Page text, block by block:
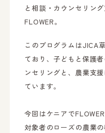
と相談・カウンセリン
FLOWER。
このプログラムはJICA
ており、子どもと保護
ンセリングと、農業支
ています。
今回はケニアで
対象者のローズの農業